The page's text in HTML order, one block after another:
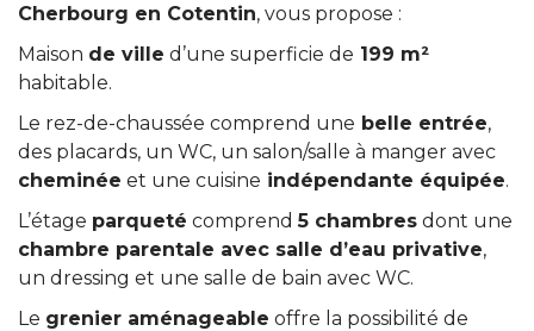
Cherbourg en Cotentin, vous propose :
Maison de ville d’une superficie de 199 m²
habitable.
Le rez-de-chaussée comprend une belle entrée,
des placards, un WC, un salon/salle à manger avec
cheminée et une cuisine indépendante équipée.
L’étage parqueté comprend5 chambres dont une
chambre parentale avec salle d’eau privative,
un dressing et une salle de bain avec WC.
Le grenier aménageable offre la possibilité de